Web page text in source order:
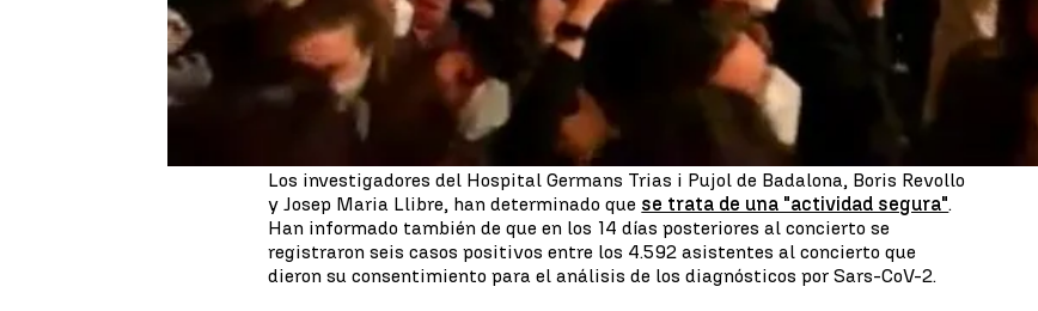
El concierto se celebró sin ningún tipo de distancia de seguridad
en el Palau
Sant Jordi. El aforo fue de 5.000 asistentes, eso sí, todos con mascarilla y con un
test de antígenos negativo. Ahora, las conclusiones del estudio dictan que
"no
fue un evento de súper transmisión"porque solo se han registrado seis casos
positivos de covid-19.
Los investigadores del Hospital Germans Trias i Pujol de Badalona, Boris Revollo
y Josep Maria Llibre, han determinado que se trata de una "actividad segura".
Han informado también de que en los 14 días posteriores al concierto se
registraron seis casos positivos entre los 4.592 asistentes al concierto que
dieron su consentimiento para el análisis de los diagnósticos por Sars-CoV-2.